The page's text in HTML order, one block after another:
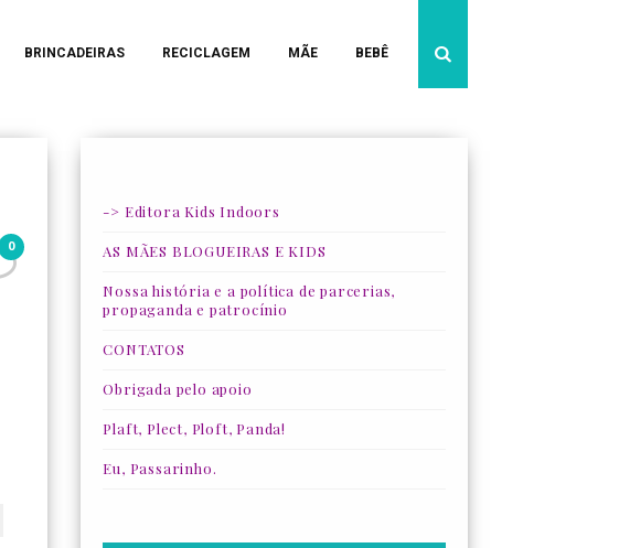
BRINCADEIRAS RECICLAGEM MÃE BEBÊ
0
-> Editora Kids Indoors
AS MÃES BLOGUEIRAS E KIDS
Nossa história e a política de parcerias,
propaganda e patrocínio
CONTATOS
Obrigada pelo apoio
Plaft, Plect, Ploft, Panda!
Eu, Passarinho.